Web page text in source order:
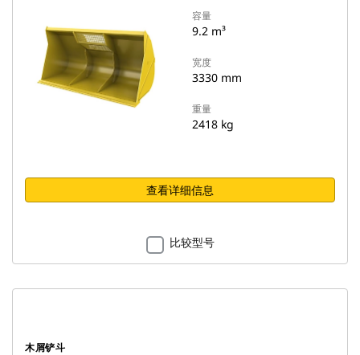
容量
9.2 m³
宽度
3330 mm
重量
2418 kg
查看详细信息
比较型号
木屑铲斗